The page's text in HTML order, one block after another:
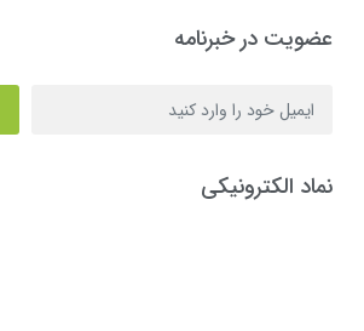
عضویت در خبرنامه
نماد الکترونیکی